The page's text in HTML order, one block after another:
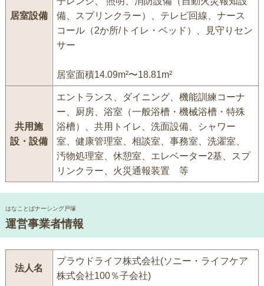
居室設備
備、スプリンクラー）、テレビ回線、ナース
コール（2か所/トイレ・ベッド）、見守りセン
サー
居室面積14.09m²〜18.81m²
共用施
設・設備
エントランス、ダイニング、機能訓練コーナ
ー、厨房、浴室（一般浴槽・機械浴槽・特殊
浴槽）、共用トイレ、洗面設備、シャワー
室、健康管理室、相談室、事務室、洗濯室、
汚物処理室、休憩室、エレベーター2基、スプ
リンクラー、火災通報装置 等
はなことばナーシング戸塚
運営事業者情報
法人名
プラウドライフ株式会社(ソニー・ライフケア
株式会社100％子会社)